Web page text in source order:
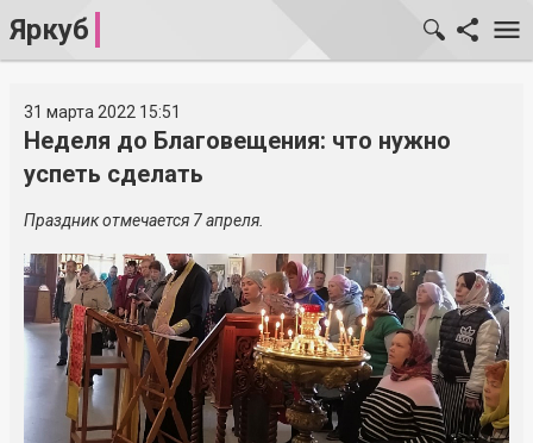
Яркуб
31 марта 2022 15:51
Неделя до Благовещения: что нужно
успеть сделать
Праздник отмечается 7 апреля.